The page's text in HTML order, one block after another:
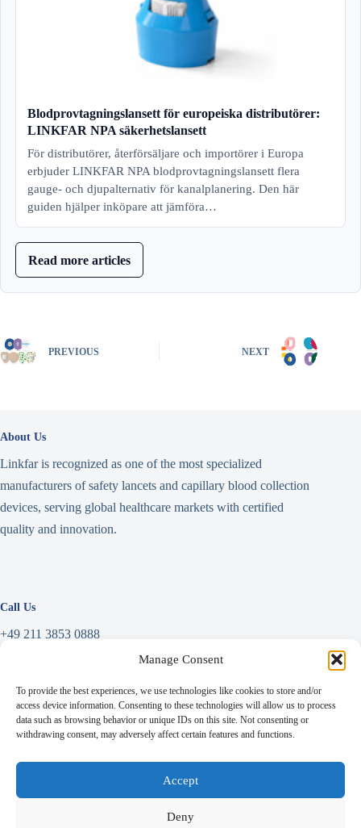
Manage Consent
To provide the best experiences, we use technologies like cookies to store and/or
access device information. Consenting to these technologies will allow us to process
data such as browsing behavior or unique IDs on this site. Not consenting or
withdrawing consent, may adversely affect certain features and functions.
Accept
Deny
Blodprovtagningslansett för europeiska distributörer:
LINKFAR NPA säkerhetslansett
För distributörer, återförsäljare och importörer i Europa
erbjuder LINKFAR NPA blodprovtagningslansett flera
gauge- och djupalternativ för kanalplanering. Den här
guiden hjälper inköpare att jämföra…
Read more articles
PREVIOUS NEXT
About Us
Linkfar is recognized as one of the most specialized
manufacturers of safety lancets and capillary blood collection
devices, serving global healthcare markets with certified
quality and innovation.
Call Us
+49 211 3853 0888
info@linkfar.de
Niederrheinstraße 71,